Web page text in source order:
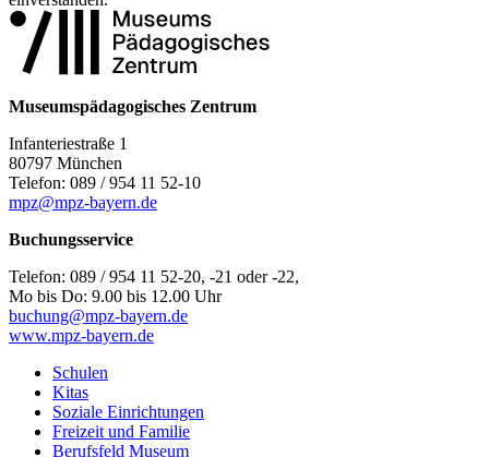
Museumspädagogisches Zentrum
Infanteriestraße 1
80797 München
Telefon: 089 / 954 11 52-10
mpz@mpz-bayern.de
Buchungsservice
Telefon: 089 / 954 11 52-20, -21 oder -22,
Mo bis Do: 9.00 bis 12.00 Uhr
buchung@mpz-bayern.de
www.mpz-bayern.de
Schulen
Kitas
Soziale Einrichtungen
Freizeit und Familie
Berufsfeld Museum